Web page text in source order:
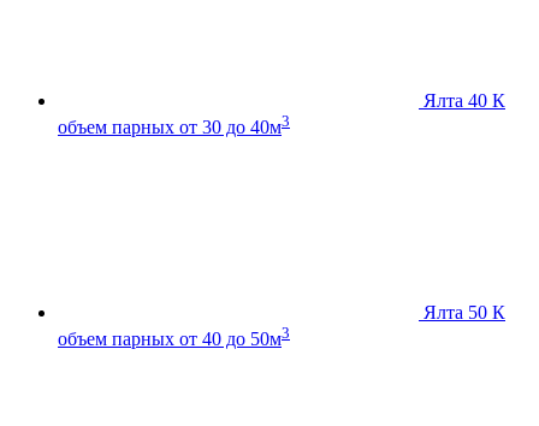
Ялта 40 К
объем парных от 30 до 40м3
Ялта 50 К
объем парных от 40 до 50м3